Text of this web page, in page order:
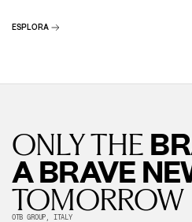
ESPLORA
ONLY THE
A BRAVE
TOMORROW
OTB GROUP, ITALY